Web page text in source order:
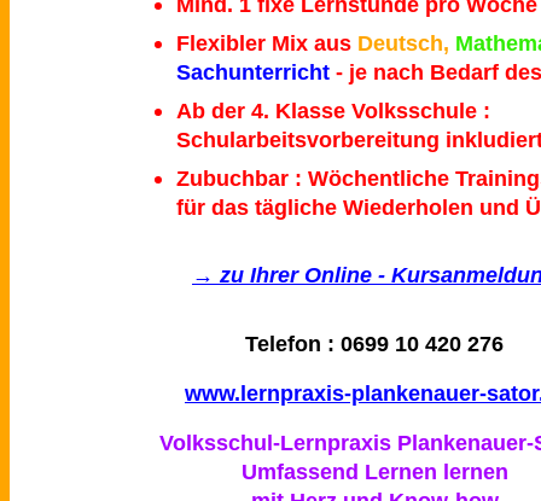
Flexibler Mix aus Deutsch,
Sachunterricht- je nach Bedarf
Ab der 4. Klasse Volksschule :
Schularbeitsvorbereitung
Zubuchbar : Wöchentliche
für das tägliche Wiederholen und
→ zu Ihrer Online -
Telefon : 0699 10 420 276
www.lernpraxis-plankenauer-
Volksschul-Lernpraxis Plankenauer-
Umfassend Lernen lernen